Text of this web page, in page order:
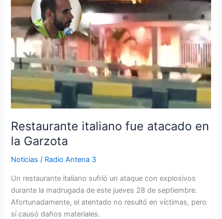
Restaurante italiano fue atacado en
la Garzota
Noticias / Radio Antena 3
Un restaurante italiano sufrió un ataque con explosivos
durante la madrugada de este jueves 28 de septiembre.
Afortunadamente, el atentado no resultó en víctimas, pero
sí causó daños materiales.
fue
atacado
en
la
Garzota